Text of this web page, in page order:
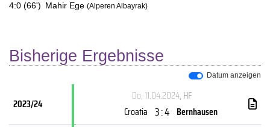
4:0 (66') Mahir Ege (Alperen Albayrak)
Bisherige Ergebnisse
Datum anzeigen
2023/24
Do, 11.04.2024, HF
Croatia 3 : 4 Bernhausen